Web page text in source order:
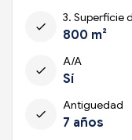
check
3. Superficie
800 m²
check
A/A
Sí
check
Antiguedad
7 años